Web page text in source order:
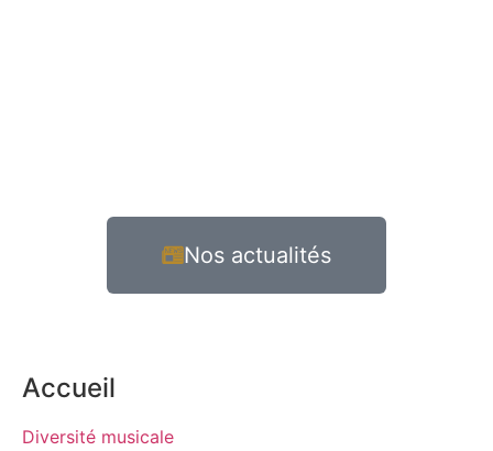
Nos actualités
Accueil
Diversité musicale